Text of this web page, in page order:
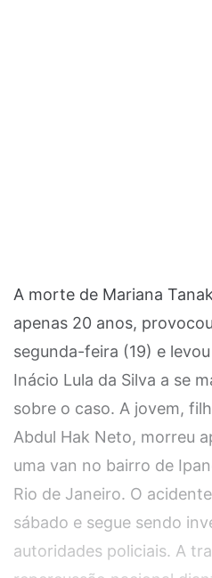
A morte de Mariana
apenas 20 anos,
segunda-feira (19) e
Inácio Lula da Silva a se
sobre o caso. A jovem,
Abdul Hak Neto, morreu
uma van no bairro de
Rio de Janeiro. O
sábado e segue sendo
autoridades policiais. A